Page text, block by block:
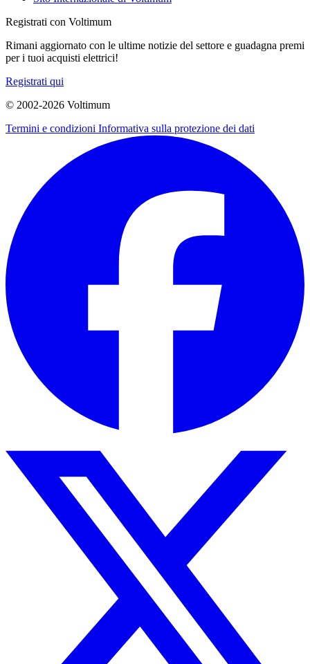
Registrati con Voltimum
Rimani aggiornato con le ultime notizie del settore e guadagna premi
per i tuoi acquisti elettrici!
Registrati qui
© 2002-2026 Voltimum
Termini e condizioni Informativa sulla protezione dei dati